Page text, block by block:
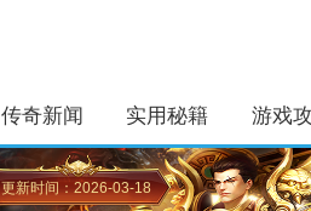
传奇新闻 实用秘籍 游戏
更新时间：2026-03-18